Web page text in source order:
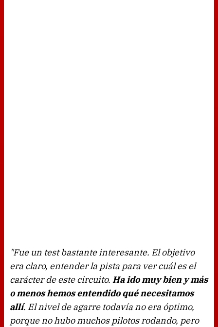
"Fue un test bastante interesante. El objetivo
era claro, entender la pista para ver cuál es el
carácter de este circuito. Ha ido muy bien y más
o menos hemos entendido qué necesitamos
allí. El nivel de agarre todavía no era óptimo,
porque no hubo muchos pilotos rodando, pero